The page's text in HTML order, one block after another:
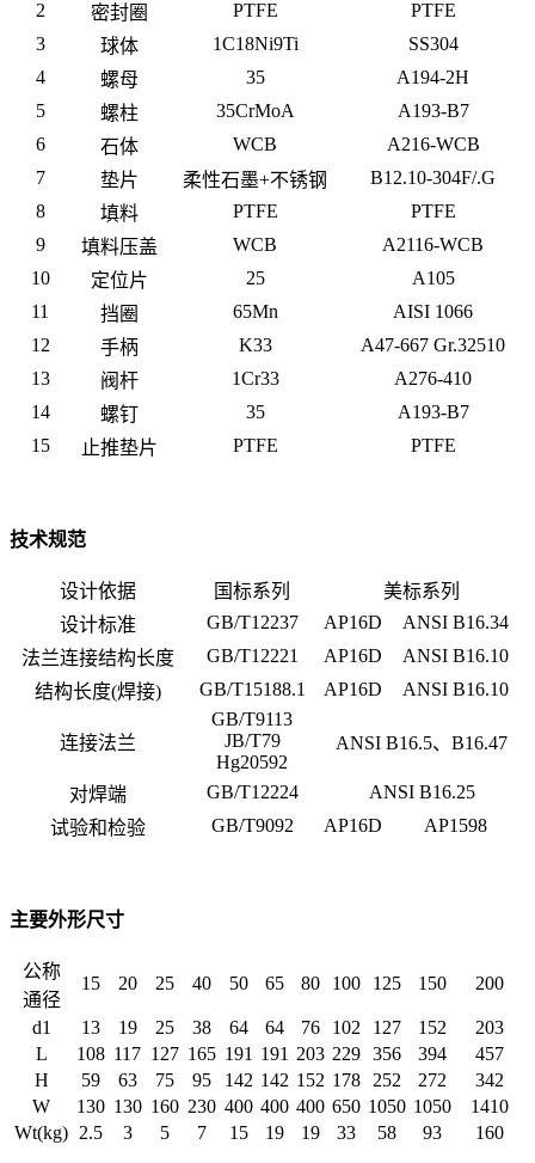
2 密封圈 PTFE
PTFE
3
球体 1C18Ni9Ti
SS304
4
螺母 35
A194-2H
5
螺柱 35CrMoA
A193-B7
6
石体 WCB
A216-WCB
7
垫片 柔性石墨+不锈钢
B12.10-304F/.G
8
填料 PTFE
PTFE
9
填料压盖 WCB
A2116-WCB
10
定位片 25
A105
11
挡圈 65Mn
AISI 1066
12
手柄 K33
A47-667 Gr.32510
13
阀杆 1Cr33
A276-410
14
螺钉 35
A193-B7
15
止推垫片 PTFE PTFE
技术规范
设计依据 国标系列
美标系列
设计标准
GB/T12237 AP16D
ANSI B16.34
法兰连接结构长度
GB/T12221 AP16D
ANSI B16.10
结构长度(焊接)
GB/T15188.1 AP16D ANSI B16.10
连接法兰
GB/T9113
JB/T79
Hg20592
ANSI B16.5、B16.47
对焊端 GB/T12224
ANSI B16.25
试验和检验
GB/T9092 AP16D AP1598
主要外形尺寸
公称
通径
15 20 25 40 50 65 80 100 125 150 200
d1 13 19 25 38 64 64 76 102 127 152
203
L
108 117 127 165 191 191 203 229 356 394
457
H
59 63 75 95 142 142 152 178 252 272
342
W
130 130 160 230 400 400 400 650 1050 1050
1410
Wt(kg) 2.5 3 5 7 15 19 19 33 58 93 160